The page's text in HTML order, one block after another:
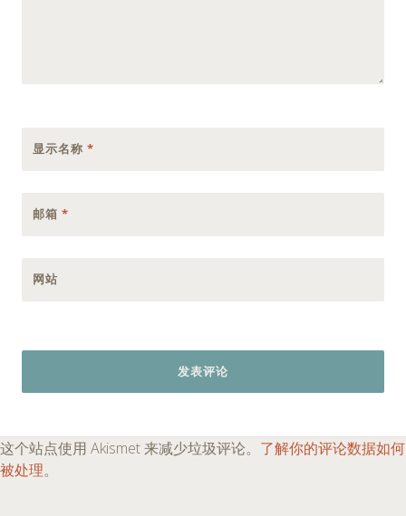
显示名称 *
邮箱 *
网站
这个站点使用 Akismet 来减少垃圾评论。 了解你的评论数据如何
被处理。